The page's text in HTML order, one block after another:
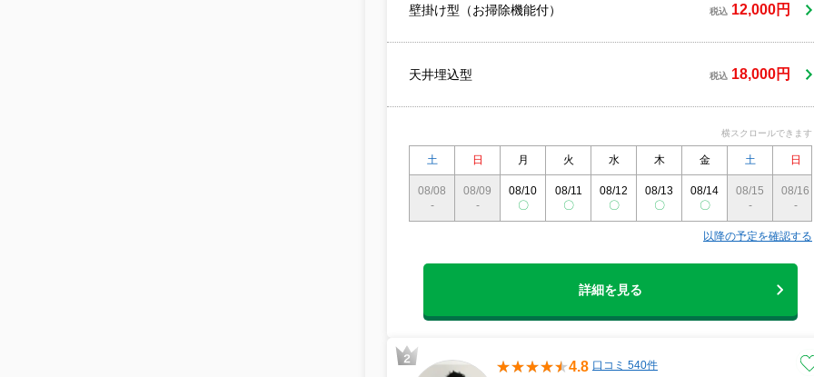
選ばれています。私たちは8人のプロフェッショナルスタッ
す。どんな小さなことでも大切に扱い、細かな部分まで洗浄
り、 これまで数多くのお客さまから支持を得てきました。
健康で清潔な状態に保つことです。心からのおもてなしとプ
ロフェッショナルな技術を提供し、お客様に満足して頂けれ
ば幸いです。
壁掛け型（お掃除機能付） 税込 12,000円
天井埋込型 税込 18,000円
横スクロールできます
土 日 月 火 水 木 金 土 日
08/08
-
08/09
-
08/10
〇
08/11
〇
08/12
〇
08/13
〇
08/14
〇
08/15
-
08/16
-
以降の予定を確認する
詳細を見る
4.8 口コミ 540件